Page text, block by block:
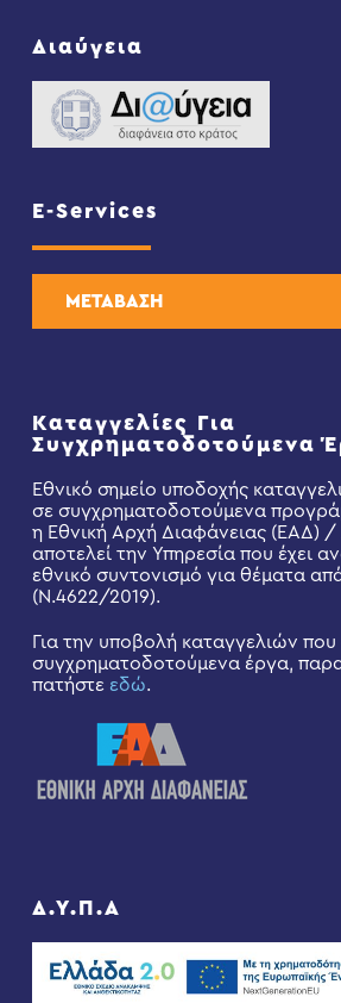
Διαύγεια
E-Services
ΜΕΤΑΒΑΣΗ
Καταγγελίες Για
Συγχρηματοδοτούμενα
Εθνικό σημείο υποδοχής
σε συγχρηματοδοτούμενα
η Εθνική Αρχή Διαφάνειας (ΕΑΔ) /
αποτελεί την Υπηρεσία που έχει
εθνικό συντονισμό για θέματα
(Ν.4622/2019).
Για την υποβολή καταγγελιών
συγχρηματοδοτούμενα έργα,
πατήστε εδώ.
Δ.Υ.Π.Α